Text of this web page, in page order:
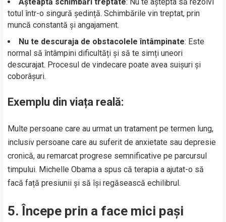
totul într-o singură ședință. Schimbările vin treptat, prin
muncă constantă și angajament.
Nu te descuraja de obstacolele întâmpinate: Este
normal să întâmpini dificultăți și să te simți uneori
descurajat. Procesul de vindecare poate avea suișuri și
coborâșuri.
Exemplu din viața reală:
Multe persoane care au urmat un tratament pe termen lung,
inclusiv persoane care au suferit de anxietate sau depresie
cronică, au remarcat progrese semnificative pe parcursul
timpului. Michelle Obama a spus că terapia a ajutat-o să
facă față presiunii și să își regăsească echilibrul.
5. Începe prin a face mici pași